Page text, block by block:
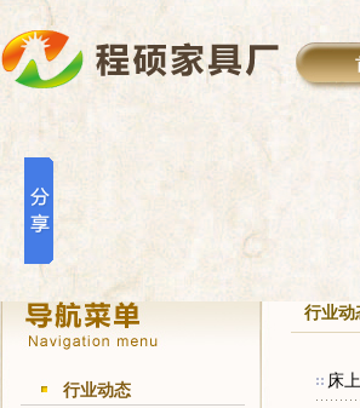
行业动态
行业动
床